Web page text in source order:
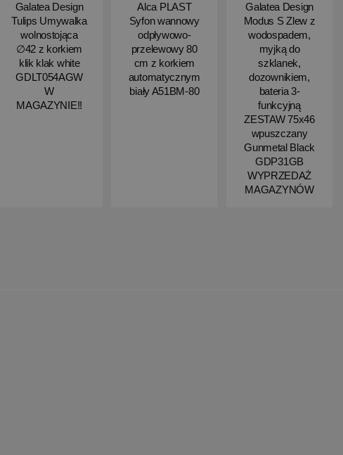
Galatea Design
Tulips Umywalka
wolnostojąca
∅42 z korkiem
klik klak white
GDLT054AGW
W
MAGAZYNIE!!
Alca PLAST
Syfon wannowy
odpływowo-
przelewowy 80
cm z korkiem
automatycznym
biały A51BM-80
Galatea Design
Modus S Zlew z
wodospadem,
myjką do
szklanek,
dozownikiem,
bateria 3-
funkcyjną
ZESTAW 75x46
wpuszczany
Gunmetal Black
GDP31GB
WYPRZEDAŻ
MAGAZYNÓW